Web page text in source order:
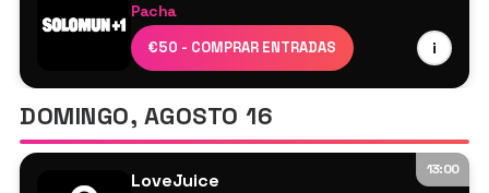
Pacha
€50 - COMPRAR ENTRADAS i
HalfPint
Nyra
Solomun
DOMINGO, AGOSTO 16
13:00
LoveJuice